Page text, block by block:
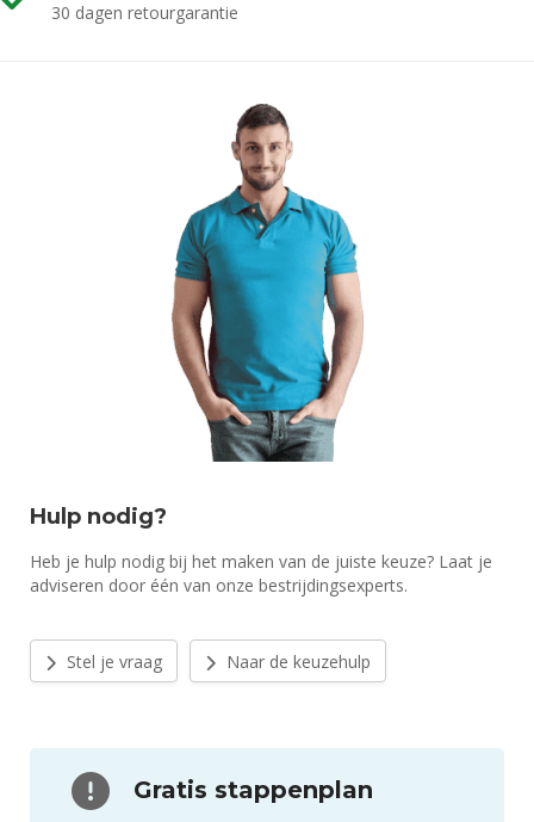
30 dagen retourgarantie
Hulp nodig?
Heb je hulp nodig bij het maken van de juiste keuze? Laat je
adviseren door één van onze bestrijdingsexperts.
Stel je vraag Naar de keuzehulp
Gratis stappenplan